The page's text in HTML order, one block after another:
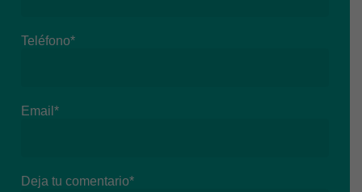
Teléfono*
Email*
Deja tu comentario*